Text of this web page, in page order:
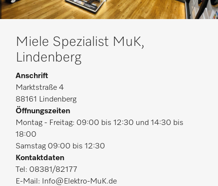
Miele Spezialist MuK,
Lindenberg
Anschrift
Marktstraße 4
88161 Lindenberg
Öffnungszeiten
Montag - Freitag: 09:00 bis 12:30 und 14:30 bis
18:00
Samstag 09:00 bis 12:30
Kontaktdaten
Tel: 08381/82177
E-Mail: Info@Elektro-MuK.de